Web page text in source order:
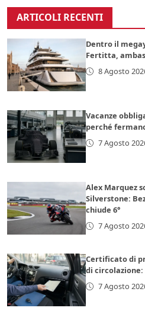
ARTICOLI RECENTI
Dentro il
Fertitta,
8 Agosto
Vacanze
perché
7 Agosto
Alex Marquez
Silverstone:
chiude 6°
7 Agosto
Certificato di
di circolazione:
7 Agosto